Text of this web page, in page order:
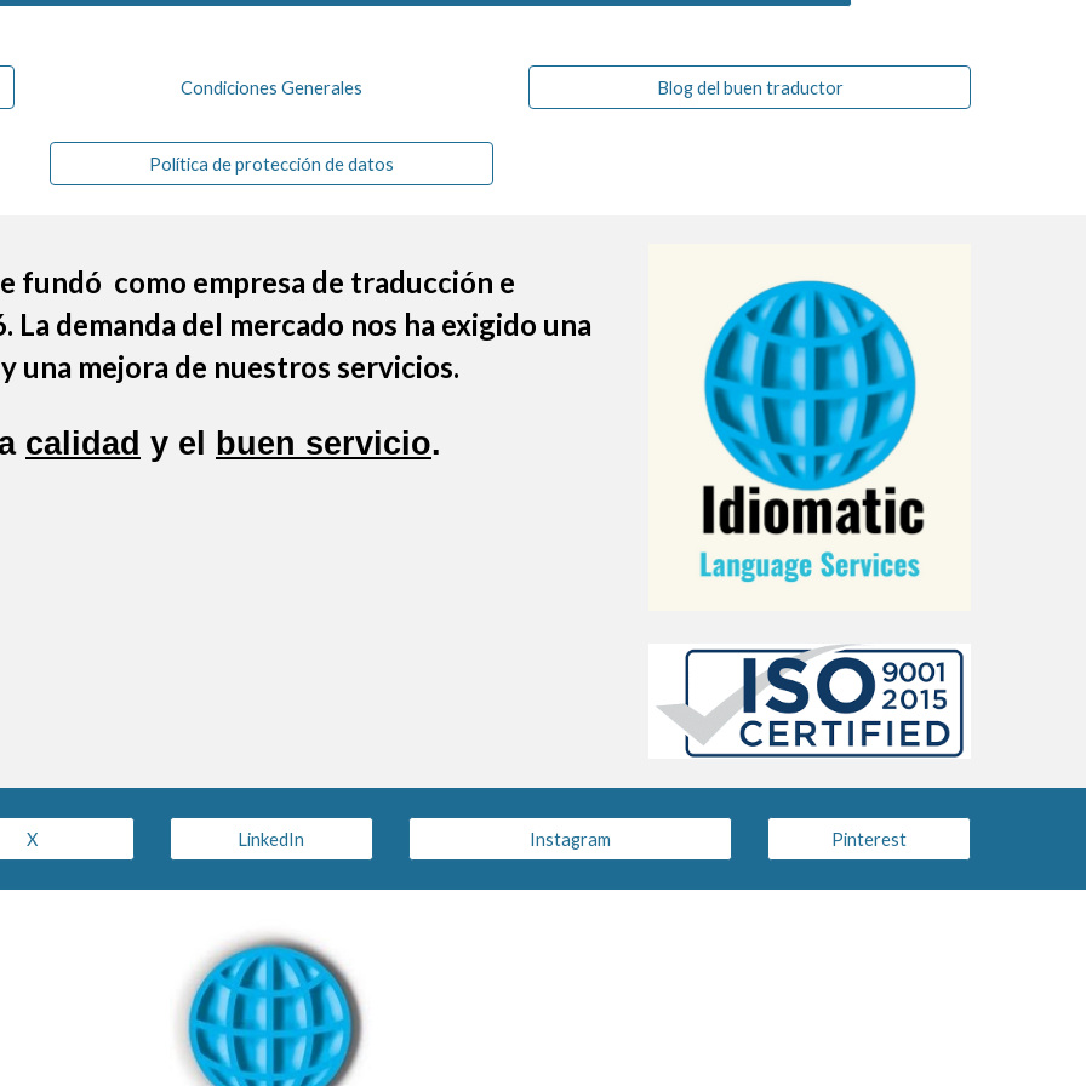
Condiciones Generales
Política de protección de datos
Blog del buen traductor
fundó como empresa de traducción e
demanda del mercado nos ha exigido una
una mejora de nuestros servicios.
calidad y el buen servicio.
X LinkedIn Instagram Pinterest